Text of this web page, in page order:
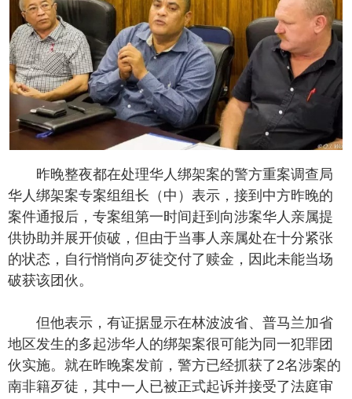
昨晚整夜都在处理华人绑架案的警方重案调查局
华人绑架案专案组组长（中）表示，接到中方昨晚的
案件通报后，专案组第一时间赶到向涉案华人亲属提
供协助并展开侦破，但由于当事人亲属处在十分紧张
的状态，自行悄悄向歹徒交付了赎金，因此未能当场
破获该团伙。
但他表示，有证据显示在林波波省、普马兰加省
地区发生的多起涉华人的绑架案很可能为同一犯罪团
伙实施。就在昨晚案发前，警方已经抓获了2名涉案的
南非籍歹徒，其中一人已被正式起诉并接受了法庭审